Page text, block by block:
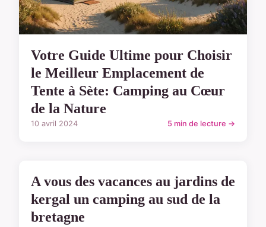
Votre Guide Ultime pour Choisir
le Meilleur Emplacement de
Tente à Sète: Camping au Cœur
de la Nature
10 avril 2024 5 min de lecture →
TYPES D'EMPLACEMENTS
A vous des vacances au jardins de
kergal un camping au sud de la
bretagne